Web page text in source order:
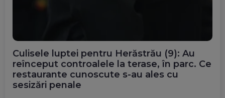
Culisele luptei pentru Herăstrău (9): Au
reînceput controalele la terase, în parc. Ce
restaurante cunoscute s-au ales cu
sesizări penale